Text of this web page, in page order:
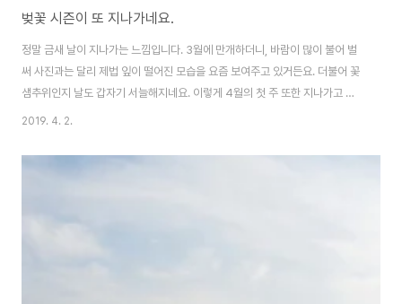
벚꽃 시즌이 또 지나가네요.
정말 금새 날이 지나가는 느낌입니다. 3월에 만개하더니, 바람이 많이 불어 벌
써 사진과는 달리 제법 잎이 떨어진 모습을 요즘 보여주고 있거든요. 더불어 꽃
샘추위인지 날도 갑자기 서늘해지네요. 이렇게 4월의 첫 주 또한 지나가고 나
면.. 본격적인 여름이 시작되겠지요.
2019. 4. 2.